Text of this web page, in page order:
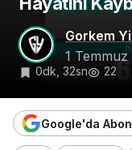
Gorkem
1 Temmuz
0dk, 32sn 22
Google'da